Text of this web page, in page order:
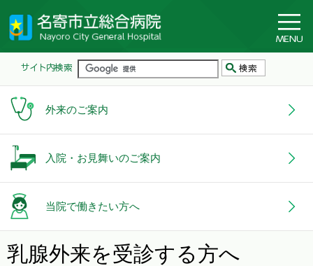
外来のご案内
入院・お見舞いのご案内
当院で働きたい方へ
乳腺外来を受診する方へ